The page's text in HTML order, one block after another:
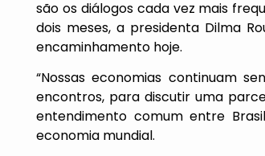
são os diálogos cada vez mais
dois meses, a presidenta Dilma
encaminhamento hoje.
“Nossas economias continuam
encontros, para discutir uma
entendimento comum entre
economia mundial.